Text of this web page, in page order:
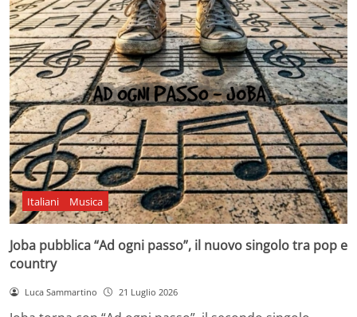
Italiani Musica
Joba pubblica “Ad ogni passo”, il nuovo singolo tra pop e
country
Luca Sammartino 21 Luglio 2026